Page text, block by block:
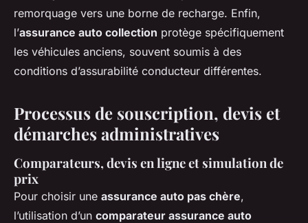
remorquage vers une borne de recharge. Enfin,
l’assurance auto collection protège spécifiquement
les véhicules anciens, souvent soumis à des
conditions d’assurabilité conducteur différentes.
Processus de souscription, devis et
démarches administratives
Comparateurs, devis en ligne et simulation de
prix
Pour choisir une assurance auto pas chère,
l’utilisation d’un comparateur assurance auto